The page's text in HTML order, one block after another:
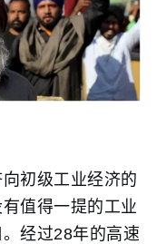
初级工业经济的
值得一提的工业
经过28年的高速